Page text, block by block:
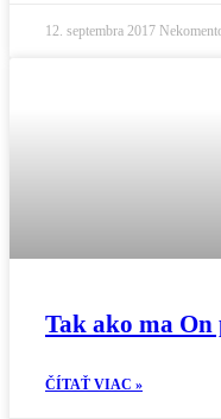
12. septembra 2017
Tak ako ma
ČÍTAŤ VIAC »